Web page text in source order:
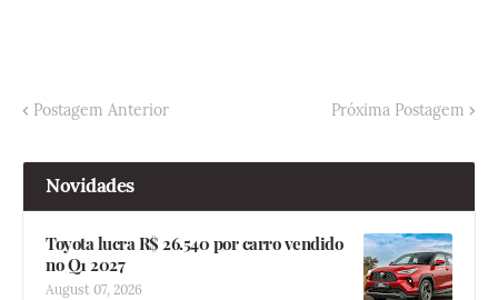
Postagem Anterior Próxima Postagem
Novidades
Toyota lucra R$ 26.540 por carro vendido
no Q1 2027
August 07, 2026